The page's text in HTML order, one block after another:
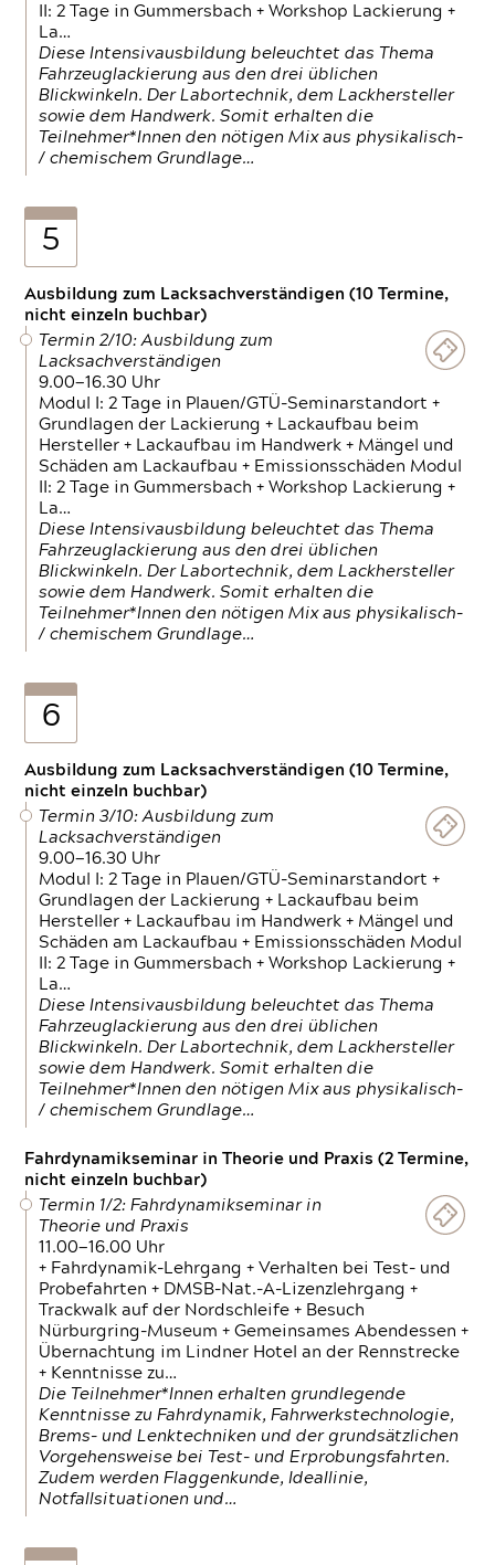
II: 2 Tage in Gummersbach + Workshop Lackierung +
La…
Diese Intensivausbildung beleuchtet das Thema
Fahrzeuglackierung aus den drei üblichen
Blickwinkeln. Der Labortechnik, dem Lackhersteller
sowie dem Handwerk. Somit erhalten die
Teilnehmer*Innen den nötigen Mix aus physikalisch-
/ chemischem Grundlage…
5
Ausbildung zum Lacksachverständigen (10 Termine,
nicht einzeln buchbar)
Termin 2/10: Ausbildung zum
Lacksachverständigen
9.00—16.30 Uhr
Modul I: 2 Tage in Plauen/GTÜ-Seminarstandort +
Grundlagen der Lackierung + Lackaufbau beim
Hersteller + Lackaufbau im Handwerk + Mängel und
Schäden am Lackaufbau + Emissionsschäden Modul
II: 2 Tage in Gummersbach + Workshop Lackierung +
La…
Diese Intensivausbildung beleuchtet das Thema
Fahrzeuglackierung aus den drei üblichen
Blickwinkeln. Der Labortechnik, dem Lackhersteller
sowie dem Handwerk. Somit erhalten die
Teilnehmer*Innen den nötigen Mix aus physikalisch-
/ chemischem Grundlage…
6
Ausbildung zum Lacksachverständigen (10 Termine,
nicht einzeln buchbar)
Termin 3/10: Ausbildung zum
Lacksachverständigen
9.00—16.30 Uhr
Modul I: 2 Tage in Plauen/GTÜ-Seminarstandort +
Grundlagen der Lackierung + Lackaufbau beim
Hersteller + Lackaufbau im Handwerk + Mängel und
Schäden am Lackaufbau + Emissionsschäden Modul
II: 2 Tage in Gummersbach + Workshop Lackierung +
La…
Diese Intensivausbildung beleuchtet das Thema
Fahrzeuglackierung aus den drei üblichen
Blickwinkeln. Der Labortechnik, dem Lackhersteller
sowie dem Handwerk. Somit erhalten die
Teilnehmer*Innen den nötigen Mix aus physikalisch-
/ chemischem Grundlage…
Fahrdynamikseminar in Theorie und Praxis (2 Termine,
nicht einzeln buchbar)
Termin 1/2: Fahrdynamikseminar in
Theorie und Praxis
11.00—16.00 Uhr
+ Fahrdynamik-Lehrgang + Verhalten bei Test- und
Probefahrten + DMSB-Nat.-A-Lizenzlehrgang +
Trackwalk auf der Nordschleife + Besuch
Nürburgring-Museum + Gemeinsames Abendessen +
Übernachtung im Lindner Hotel an der Rennstrecke
+ Kenntnisse zu…
Die Teilnehmer*Innen erhalten grundlegende
Kenntnisse zu Fahrdynamik, Fahrwerkstechnologie,
Brems- und Lenktechniken und der grundsätzlichen
Vorgehensweise bei Test- und Erprobungsfahrten.
Zudem werden Flaggenkunde, Ideallinie,
Notfallsituationen und…